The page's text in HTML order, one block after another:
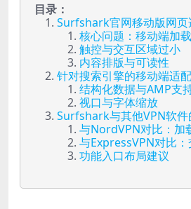
目录：
Surfshark官网移动版网页
核心问题：移动端加
触控与交互区域过小
内容排版与可读性
针对搜索引擎的移动端适
结构化数据与AMP支
视口与字体缩放
Surfshark与其他VPN软件
与NordVPN对比：加
与ExpressVPN对比
功能入口布局建议